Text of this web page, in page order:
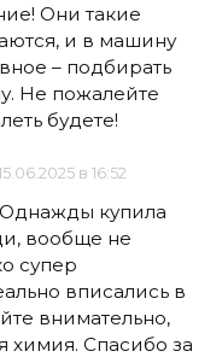
Они такие
и в машину
– подбирать
Не пожалейте
будете!
в 16:52
Однажды купила
вообще не
супер
вписались в
внимательно,
химия. Спасибо за